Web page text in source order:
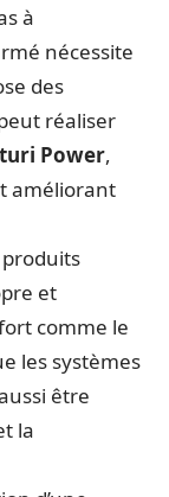
à
nécessite
des
réaliser
Power,
améliorant
produits
et
comme le
les systèmes
être
la